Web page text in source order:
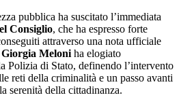
pubblica ha suscitato l’immediata
Consiglio, che ha espresso forte
attraverso una nota ufficiale
Giorgia Meloni ha elogiato
Polizia di Stato, definendo l’intervento
reti della criminalità e un passo avanti
serenità della cittadinanza.